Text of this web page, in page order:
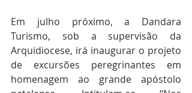
Em julho próximo, a Dandara
Turismo, sob a supervisão da
Arquidiocese, irá inaugurar o projeto
de excursões peregrinantes em
homenagem ao grande apóstolo